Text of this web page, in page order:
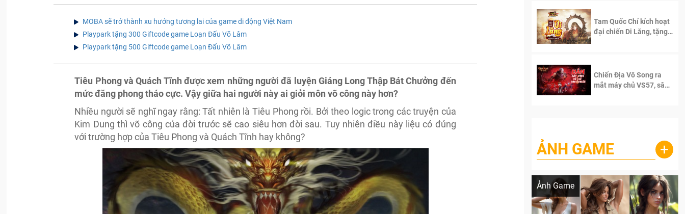
MOBA sẽ trở thành xu hướng tương lai của game di động Việt Nam
Playpark tặng 300 Giftcode game Loạn Đấu Võ Lâm
Playpark tặng 500 Giftcode game Loạn Đấu Võ Lâm
Tiêu Phong và Quách Tĩnh được xem những người đã luyện Giáng Long Thập Bát Chưởng đến
mức đăng phong tháo cực. Vậy giữa hai người này ai giỏi môn võ công này hơn?
Nhiều người sẽ nghĩ ngay rằng: Tất nhiên là Tiêu Phong rồi. Bởi theo logic trong các truyện của
Kim Dung thì võ công của đời trước sẽ cao siêu hơn đời sau. Tuy nhiên điều này liệu có đúng
với trường hợp của Tiêu Phong và Quách Tĩnh hay không?
Tam Quốc Chí kích hoạt
đại chiến Di Lăng, tặng
Chiến Địa Vô Song ra
mắt máy chủ VS57, sân
ẢNH GAME +
Ảnh Game
Lala Croft vừa nóng vừa xinh dưới nét vẽ